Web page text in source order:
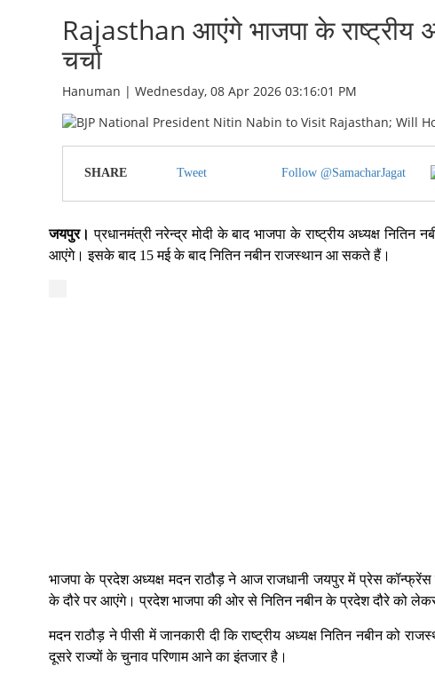
Rajasthan आएंगे भाजपा के राष्ट्रीय
चर्चा
Hanuman | Wednesday, 08 Apr 2026 03:16:01 PM
SHARE Tweet Follow @SamacharJagat
जयपुर।प्रधानमंत्री नरेन्द्र मोदी के बाद भाजपा के राष्ट्रीय अध्यक्ष नितिन
आएंगे। इसके बाद 15 मई के बाद नितिन नबीन राजस्थान आ सकते हैं।
भाजपा के प्रदेश अध्यक्ष मदन राठौड़ ने आज राजधानी जयपुर में प्रेस कॉन्फ्रेंस
के दौरे पर आएंगे। प्रदेश भाजपा की ओर से नितिन नबीन के प्रदेश दौरे को लेकर
मदन राठौड़ ने पीसी में जानकारी दी कि राष्ट्रीय अध्यक्ष नितिन नबीन को
दूसरे राज्यों के चुनाव परिणाम आने का इंतजार है।